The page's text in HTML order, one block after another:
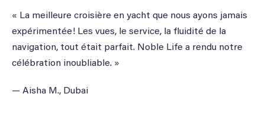
« La meilleure croisière en yacht que nous ayons jamais
expérimentée! Les vues, le service, la fluidité de la
navigation, tout était parfait. Noble Life a rendu notre
célébration inoubliable. »
— Aisha M., Dubai